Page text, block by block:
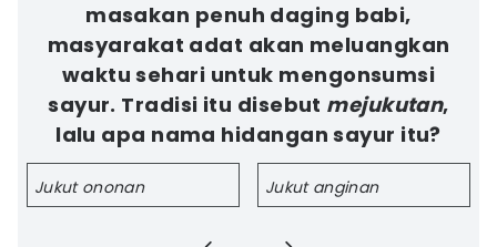
masakan penuh daging babi,
masyarakat adat akan meluangkan
waktu sehari untuk mengonsumsi
sayur. Tradisi itu disebut mejukutan,
lalu apa nama hidangan sayur itu?
Jukut ononan Jukut anginan